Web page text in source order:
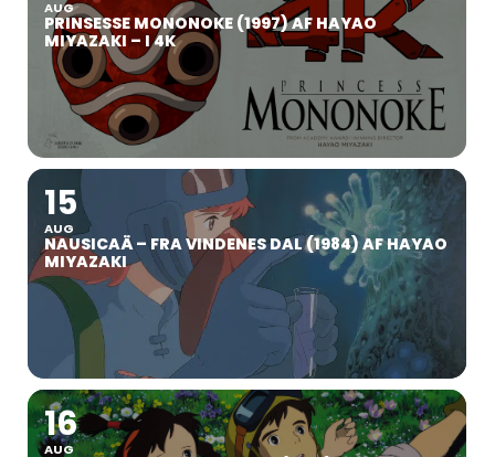
AUG
PRINSESSE MONONOKE (1997) AF HAYAO
MIYAZAKI – I 4K
15
AUG
NAUSICAÄ – FRA VINDENES DAL (1984) AF HAYAO
MIYAZAKI
16
AUG